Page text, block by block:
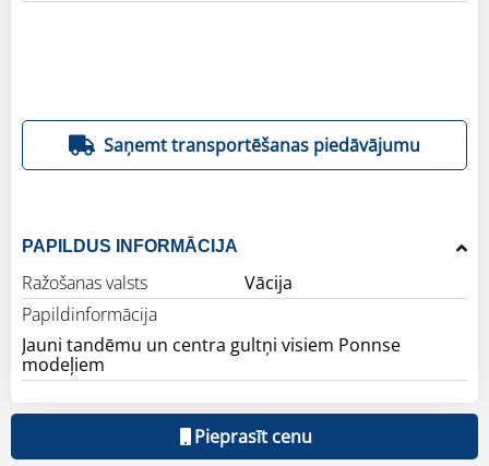
Saņemt transportēšanas piedāvājumu
PAPILDUS INFORMĀCIJA
Ražošanas valsts
Vācija
Papildinformācija
Jauni tandēmu un centra gultņi visiem Ponnse
modeļiem
Pieprasīt cenu